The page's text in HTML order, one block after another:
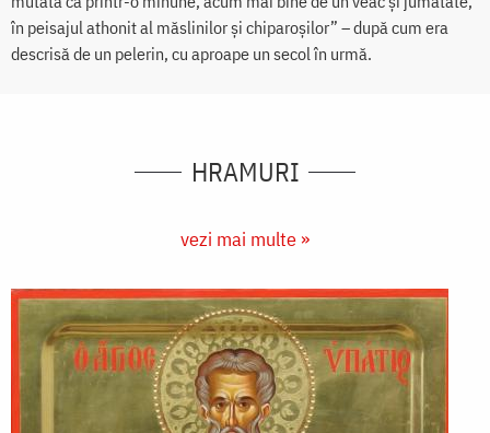
în peisajul athonit al măslinilor şi chiparoşilor” – după cum era
descrisă de un pelerin, cu aproape un secol în urmă.
HRAMURI
vezi mai multe »